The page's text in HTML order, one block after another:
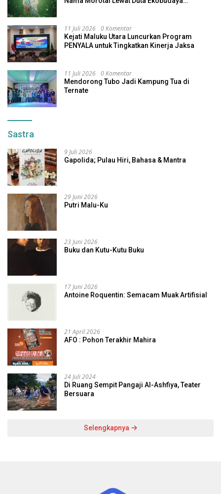
11 Juli 2026 0 Komentar
Kejati Maluku Utara Luncurkan Program
PENYALA untuk Tingkatkan Kinerja Jaksa
11 Juli 2026 0 Komentar
Mendorong Tubo Jadi Kampung Tua di
Ternate
Sastra
9 Juli 2026
Gapolida; Pulau Hiri, Bahasa & Mantra
29 Juni 2026
Putri Malu-Ku
23 Juni 2026
Buku dan Kutu-Kutu Buku
17 Juni 2026
Antoine Roquentin: Semacam Muak Artifisial
21 April 2026
AFO : Pohon Terakhir Mahira
24 Juli 2024
Di Ruang Sempit Pangaji Al-Ashfiya, Teater
Bersuara
Selengkapnya